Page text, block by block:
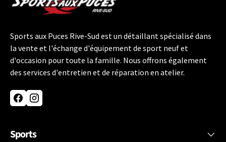
Sports aux Puces Rive-Sud est un détaillant spécialisé dans
la vente et l'échange d'équipement de sport neuf et
d'occasion pour toute la famille. Nous offrons également
des services d'entretien et de réparation en atelier.
FacebookInstagram
Sports